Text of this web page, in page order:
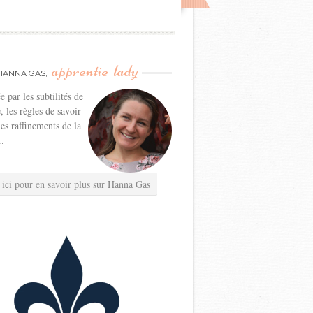
GAS, apprentie-lady
par les subtilités de
les règles de savoir-
raffinements de la
pour en savoir plus sur Hanna Gas